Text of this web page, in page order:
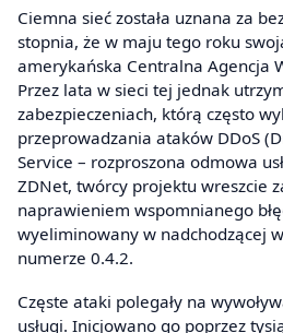
Ciemna sieć została uznana za
stopnia, że w maju tego roku
amerykańska Centralna Agencja
Przez lata w sieci tej jednak
zabezpieczeniach, którą często
przeprowadzania ataków DDoS
Service – rozproszona odmowa
ZDNet, twórcy projektu wreszcie
naprawieniem wspomnianego
wyeliminowany w nadchodzącej
numerze 0.4.2.
Częste ataki polegały na
usługi. Inicjowano go poprzez